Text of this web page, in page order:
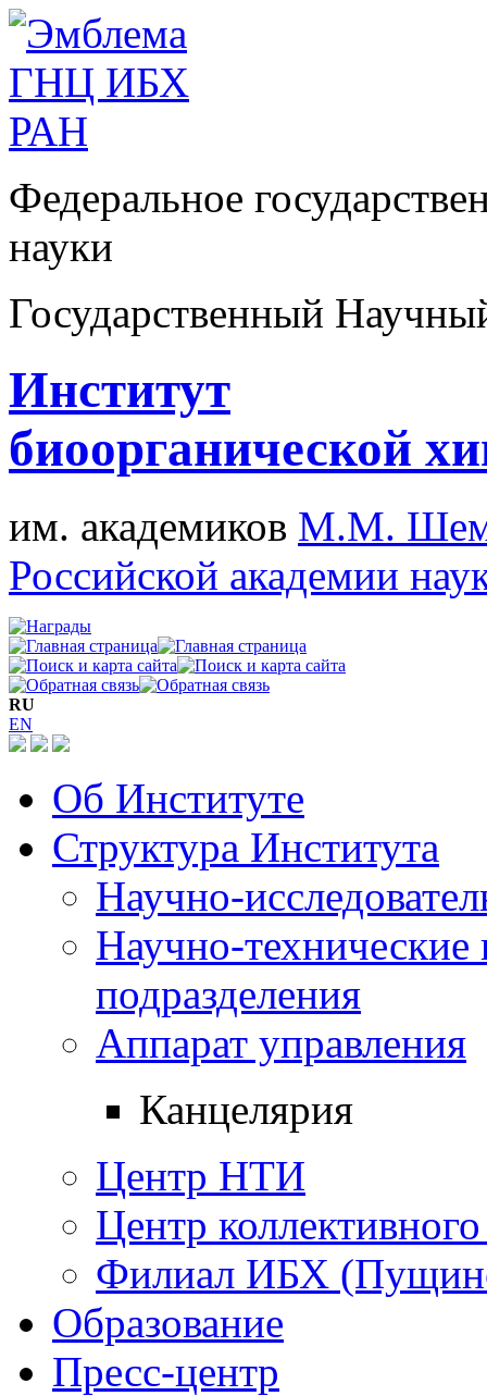
Федеральное
науки
Государственный
Институт
биоорганической
им. академиков М.М.
Российской академии
RU
EN
Об Институте
Структура Института
Научно-
Научно-технические
подразделения
Аппарат управления
Канцелярия
Центр НТИ
Центр
Филиал ИБХ
Образование
Пресс-центр